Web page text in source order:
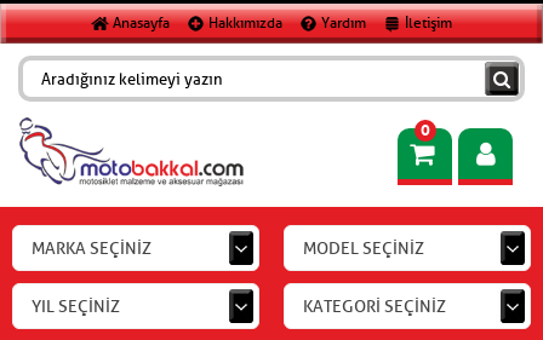
Anasayfa Hakkımızda Yardım İletişim
0
MARKA SEÇİNİZ MODEL SEÇİNİZ
YIL SEÇİNİZ KATEGORİ SEÇİNİZ